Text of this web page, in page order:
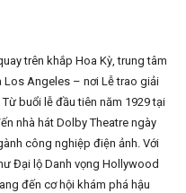
trên khắp Hoa Kỳ, trung tâm
Los Angeles – nơi Lễ trao giải
buổi lễ đầu tiên năm 1929 tại
nhà hát Dolby Theatre ngày
công nghiệp điện ảnh. Với
Đại lộ Danh vọng Hollywood
đến cơ hội khám phá hậu